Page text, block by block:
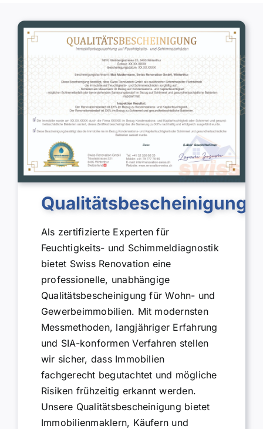
Qualitätsbescheinigung
Als zertifizierte Experten für
Feuchtigkeits- und Schimmeldiagnostik
bietet Swiss Renovation eine
professionelle, unabhängige
Qualitätsbescheinigung für Wohn- und
Gewerbeimmobilien. Mit modernsten
Messmethoden, langjähriger Erfahrung
und SIA-konformen Verfahren stellen
wir sicher, dass Immobilien
fachgerecht begutachtet und mögliche
Risiken frühzeitig erkannt werden.
Unsere Qualitätsbescheinigung bietet
Immobilienmaklern, Käufern und